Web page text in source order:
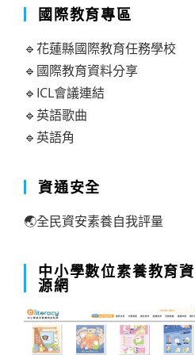
國際教育專區
🔹花蓮縣國際教育任務學校
🔹國際教育資料分享
🔹ICL會議連結
🔹英語歌曲
🔹英語角
資通安全
🌏全民資安素養自我評量
中小學數位素養教育資
源網